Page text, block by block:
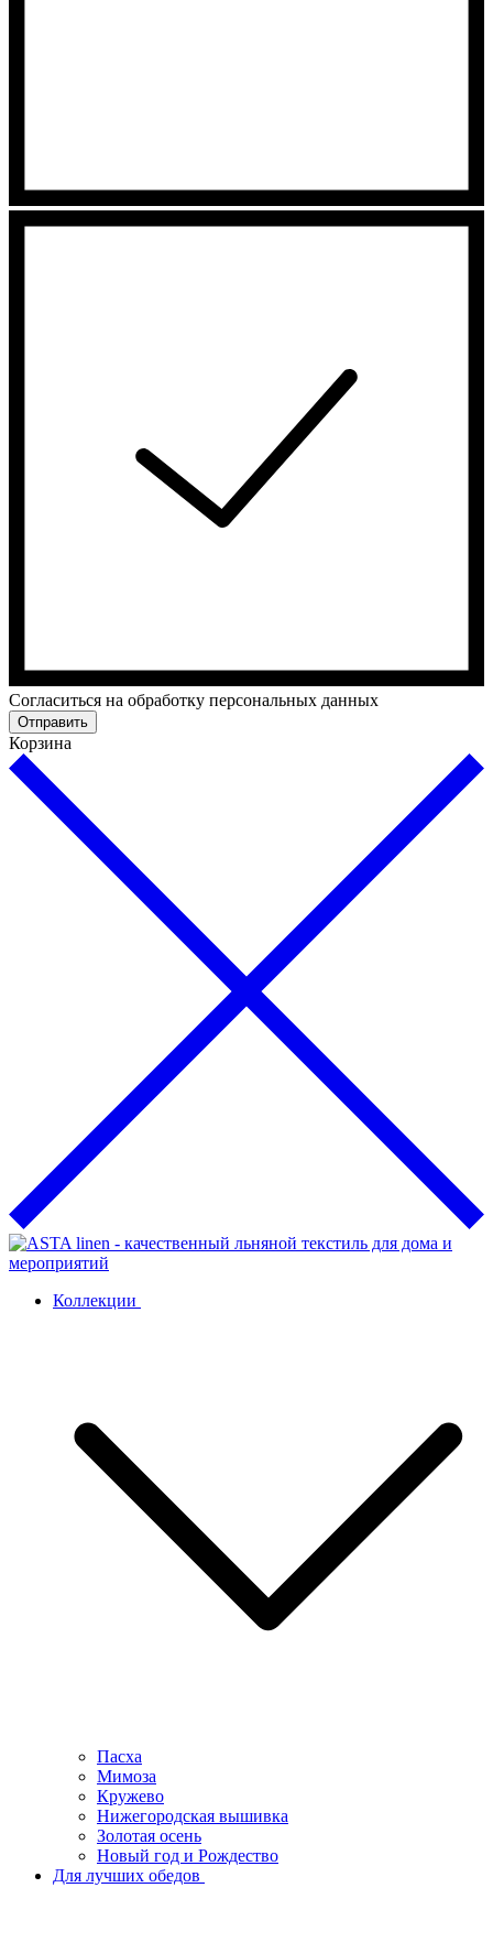
Cогласиться на обработку персональных данных
Отправить
Корзина
Коллекции
Пасха
Мимоза
Кружево
Нижегородская вышивка
Золотая осень
Новый год и Рождество
Для лучших обедов